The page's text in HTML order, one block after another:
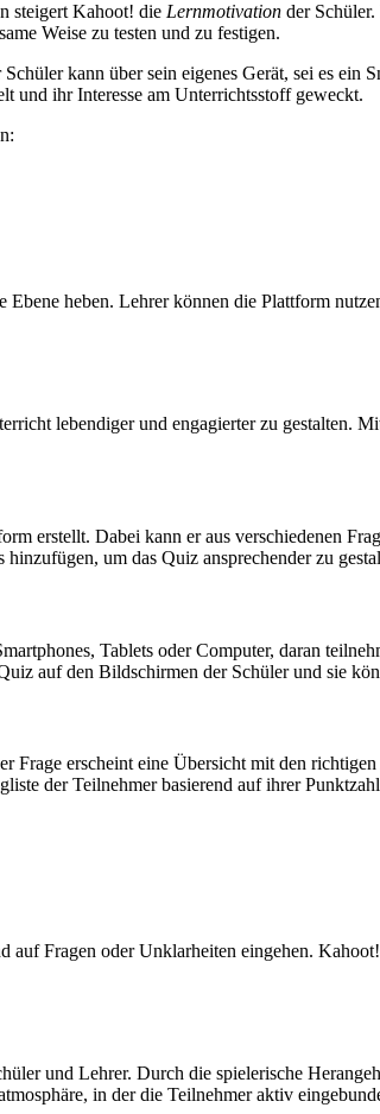
steigert Kahoot! die Lernmotivation der
Weise zu testen und zu festigen.
Schüler kann über sein eigenes Gerät, sei es
und ihr Interesse am Unterrichtsstoff geweckt.
heben. Lehrer können die Plattform
lebendiger und engagierter zu gestalten.
erstellt. Dabei kann er aus verschiedenen
um das Quiz ansprechender zu
Tablets oder Computer, daran
auf den Bildschirmen der Schüler und sie
Frage erscheint eine Übersicht mit den
der Teilnehmer basierend auf ihrer
auf Fragen oder Unklarheiten eingehen.
und Lehrer. Durch die spielerische
in der die Teilnehmer aktiv